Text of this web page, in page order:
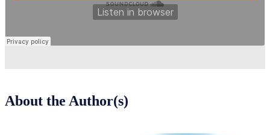
About the Author(s)